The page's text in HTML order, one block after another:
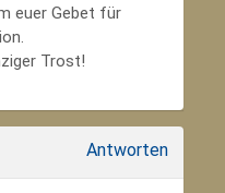
euer Gebet für
Trost!
Antworten